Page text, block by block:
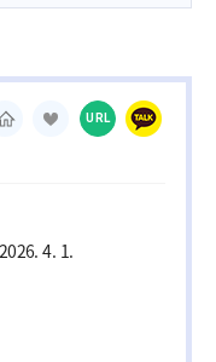
URL
4. 1.